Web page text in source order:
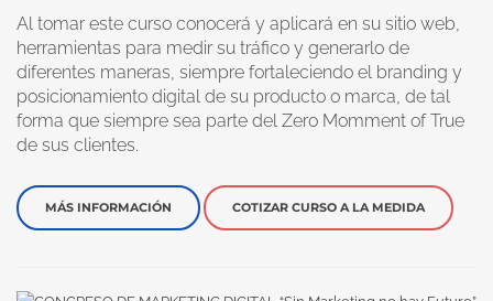
Al tomar este curso conocerá y aplicará en su sitio web,
herramientas para medir su tráfico y generarlo de
diferentes maneras, siempre fortaleciendo el branding y
posicionamiento digital de su producto o marca, de tal
forma que siempre sea parte del Zero Momment of True
de sus clientes.
MÁS INFORMACIÓN COTIZAR CURSO A LA MEDIDA